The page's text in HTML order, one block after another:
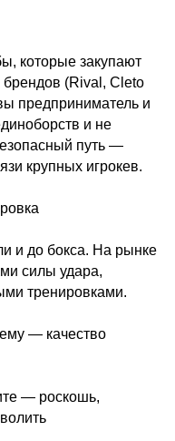
которые закупают
(Rival, Cleto
предприниматель и
и не
путь —
крупных игрокев.
и до бокса. На рынке
силы удара,
тренировками.
— качество
— роскошь,